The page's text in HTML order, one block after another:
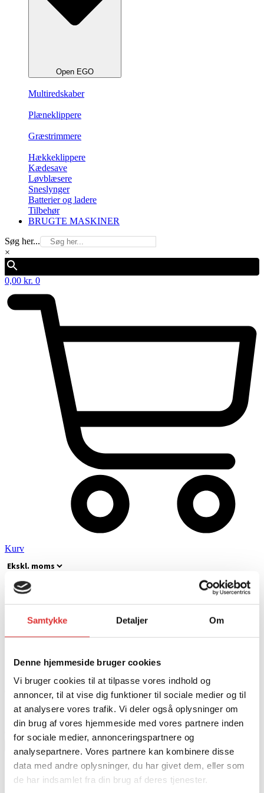
Samtykke Detaljer Om
Denne hjemmeside bruger cookies
Vi bruger cookies til at tilpasse vores indhold og
annoncer, til at vise dig funktioner til sociale medier og til
at analysere vores trafik. Vi deler også oplysninger om
din brug af vores hjemmeside med vores partnere inden
for sociale medier, annonceringspartnere og
analysepartnere. Vores partnere kan kombinere disse
data med andre oplysninger, du har givet dem, eller som
de har indsamlet fra din brug af deres tjenester.
Open EGO
Multiredskaber
Plæneklippere
Græstrimmere
Hækkeklippere
Kædesave
Løvblæsere
Sneslynger
Batterier og ladere
Tilbehør
BRUGTE MASKINER
Søg her...
×
0,00 kr. 0
Kurv
Forside
/ CF MOTO 26×8-14
Fordæk
ATV
CF MOTO 26×8-14 Fordæk
CF MOTO 26×8-14 fordæk til ATV fra CF MOTO
1.562,40kr.
CF MOTO 26x8-14 Fordæk antal
CF MOTO